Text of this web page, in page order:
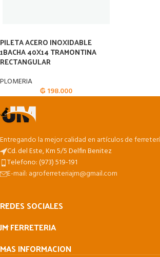
PILETA ACERO INOXIDABLE
1BACHA 40X14 TRAMONTINA
RECTANGULAR
PLOMERIA
₲ 198.000
Entregando la mejor calidad en artículos de
Cd. del Este, Km 5/5 Delfin Benitez
Telefono: (973) 519-191
E-mail: agroferreteriajm@gmail.com
REDES SOCIALES
JM FERRETERIA
MAS INFORMACION